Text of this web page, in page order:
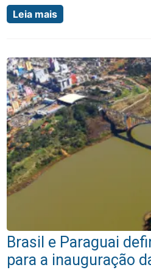
Leia mais
Brasil e Paraguai
para a inauguração